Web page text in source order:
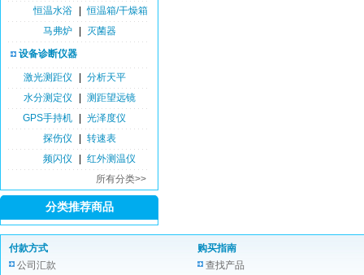
恒温水浴
恒温箱/干燥箱
马弗炉
灭菌器
设备诊断仪器
激光测距仪
分析天平
水分测定仪
测距望远镜
GPS手持机
光泽度仪
探伤仪
转速表
频闪仪
红外测温仪
所有分类>>
分类推荐商品
付款方式
公司汇款
购买指南
查找产品